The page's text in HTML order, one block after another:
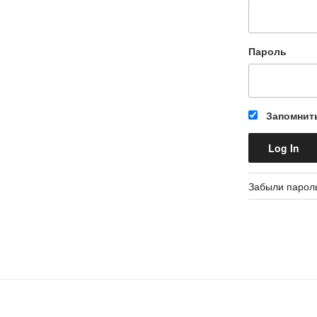
Пароль
Забыли